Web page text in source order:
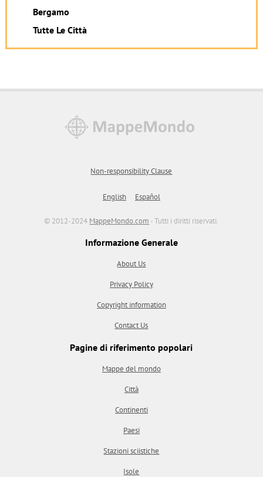
Bergamo
Tutte Le Città
Non-responsibility Clause
English Español
© 2012-2024 MappeMondo.com - Tutti i diritti riservati.
Informazione Generale
About Us
Privacy Policy
Copyright information
Contact Us
Pagine di riferimento popolari
Mappe del mondo
Città
Continenti
Paesi
Stazioni sciistiche
Isole